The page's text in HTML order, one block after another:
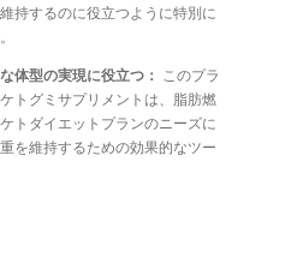
持するのに役立つように特別に
体型の実現に役立つ： このプラ
トグミサプリメントは、脂肪燃
トダイエットプランのニーズに
を維持するための効果的なツー